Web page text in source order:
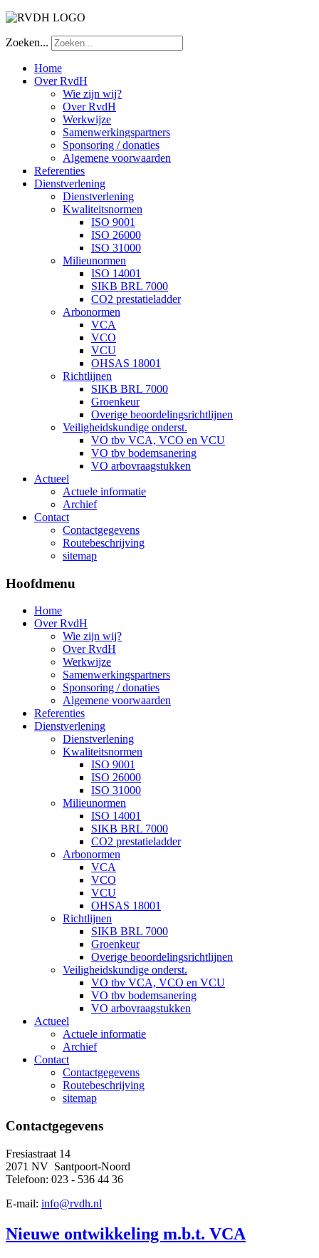
Zoeken...
Home
Over RvdH
Wie zijn wij?
Over RvdH
Werkwijze
Samenwerkingspartners
Sponsoring / donaties
Algemene voorwaarden
Referenties
Dienstverlening
Dienstverlening
Kwaliteitsnormen
ISO 9001
ISO 26000
ISO 31000
Milieunormen
ISO 14001
SIKB BRL 7000
CO2 prestatieladder
Arbonormen
VCA
VCO
VCU
OHSAS 18001
Richtlijnen
SIKB BRL 7000
Groenkeur
Overige beoordelingsrichtlijnen
Veiligheidskundige onderst.
VO tbv VCA, VCO en VCU
VO tbv bodemsanering
VO arbovraagstukken
Actueel
Actuele informatie
Archief
Contact
Contactgegevens
Routebeschrijving
sitemap
Hoofdmenu
Home
Over RvdH
Wie zijn wij?
Over RvdH
Werkwijze
Samenwerkingspartners
Sponsoring / donaties
Algemene voorwaarden
Referenties
Dienstverlening
Dienstverlening
Kwaliteitsnormen
ISO 9001
ISO 26000
ISO 31000
Milieunormen
ISO 14001
SIKB BRL 7000
CO2 prestatieladder
Arbonormen
VCA
VCO
VCU
OHSAS 18001
Richtlijnen
SIKB BRL 7000
Groenkeur
Overige beoordelingsrichtlijnen
Veiligheidskundige onderst.
VO tbv VCA, VCO en VCU
VO tbv bodemsanering
VO arbovraagstukken
Actueel
Actuele informatie
Archief
Contact
Contactgegevens
Routebeschrijving
sitemap
Contactgegevens
Fresiastraat 14
2071 NV Santpoort-Noord
Telefoon: 023 - 536 44 36
E-mail: info@rvdh.nl
Nieuwe ontwikkeling m.b.t. VCA